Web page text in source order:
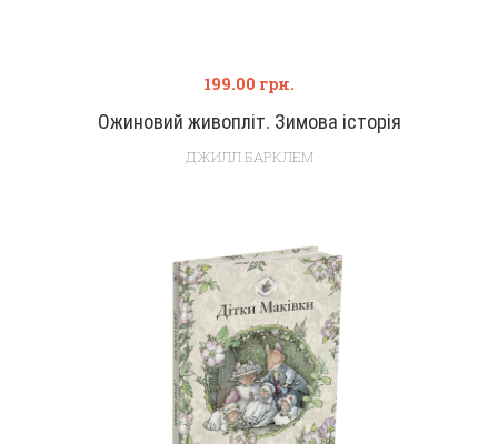
Ожиновий живопліт. Зимова історія
199.00 грн.
ДЖИЛЛ БАРКЛЕМ